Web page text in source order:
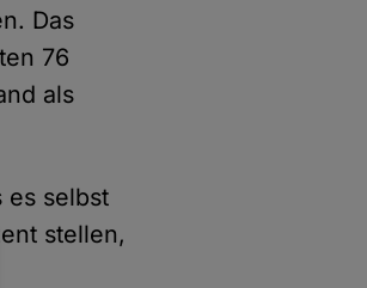
Das
76
als
es selbst
stellen,